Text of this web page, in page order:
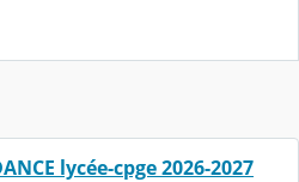
lycée-cpge 2026-2027